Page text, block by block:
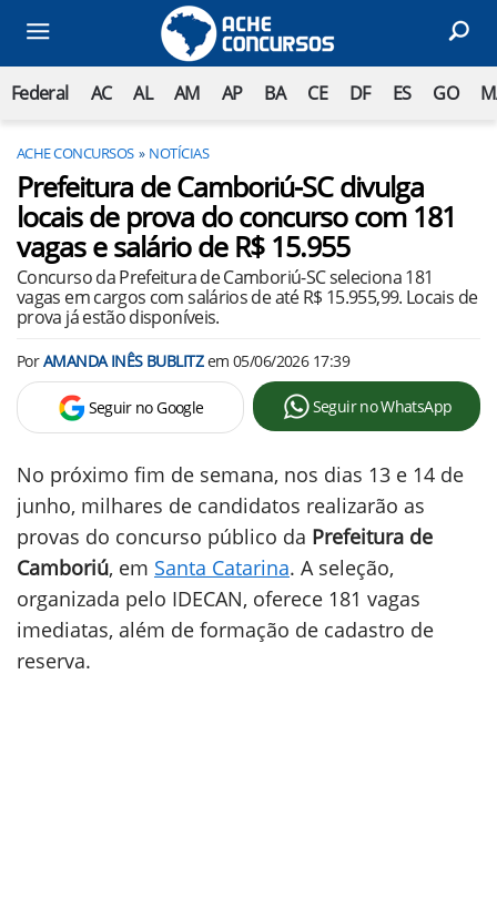
Federal AC AL AM AP BA CE DF ES GO
ACHE CONCURSOS NOTÍCIAS
Prefeitura de Camboriú-SC divulga
locais de prova do concurso com 181
vagas e salário de R$ 15.955
Concurso da Prefeitura de Camboriú-SC seleciona 181
vagas em cargos com salários de até R$ 15.955,99. Locais de
prova já estão disponíveis.
PorAMANDA INÊS BUBLITZem 05/06/2026 17:39
Seguir no Google Seguir no WhatsApp
No próximo fim de semana, nos dias 13 e 14 de
junho, milhares de candidatos realizarão as
provas do concurso público da Prefeitura de
Camboriú, em Santa Catarina. A seleção,
organizada pelo IDECAN, oferece 181 vagas
imediatas, além de formação de cadastro de
reserva.